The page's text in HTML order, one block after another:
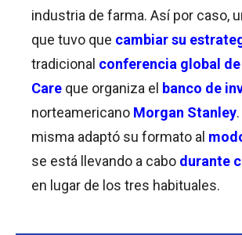
industria de farma. Así por caso,
que tuvo que cambiar su
tradicional conferencia global
Care que organiza el banco de
norteamericano Morgan Stanley
misma adaptó su formato al
se está llevando a cabo durante
en lugar de los tres habituales.